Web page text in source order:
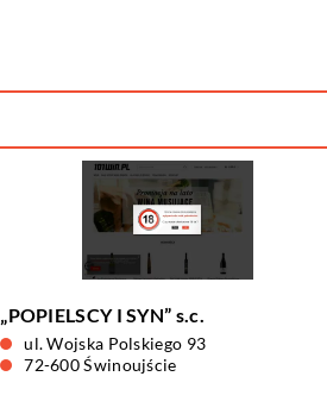
„POPIELSCY I SYN” s.c.
ul. Wojska Polskiego 93
72-600 Świnoujście